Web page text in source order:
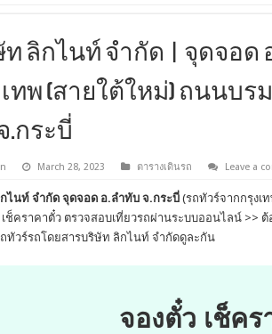
ลิกไนท์ จำกัด | จุดจอด
ทพ (สายใต้ใหม่) ถนนบร
.กระบี่
March 28, 2023 ตารางเดินรถ Leave a
ไนท์ จำกัด จุดจอด อ.ลำทับ จ.กระบี่(รถทัวร์จากกรุงเ
เช็คราคาตั๋ว ตรวจสอบเที่ยวรถผ่านระบบออนไลน์ >> ต้
ทัวร์รถโดยสารบริษัท ลิกไนท์ จำกัดดูละกัน
จองตั๋ว เช็ค